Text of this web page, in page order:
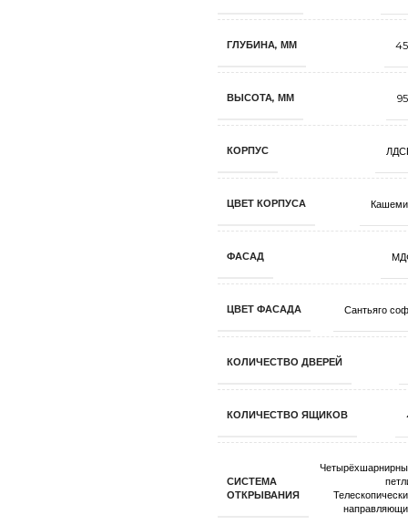
ГЛУБИНА, ММ
ВЫСОТА, ММ
КОРПУС
ЦВЕТ КОРПУСА
ФАСАД
ЦВЕТ ФАСАДА Сантьяго
КОЛИЧЕСТВО ДВЕРЕЙ
КОЛИЧЕСТВО ЯЩИКОВ
СИСТЕМА
ОТКРЫВАНИЯ